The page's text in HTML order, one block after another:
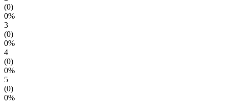
(0)
0%
3
(0)
0%
4
(0)
0%
5
(0)
0%